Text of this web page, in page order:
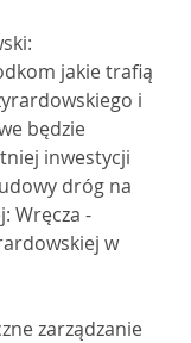
jakie trafią
i
będzie
inwestycji
dróg na
Wręcza -
w
zarządzanie